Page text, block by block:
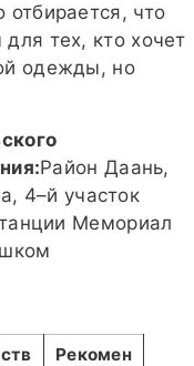
отбирается, что
тех, кто хочет
одежды, но
Район Даань,
4–й участок
Мемориал
Рекомен